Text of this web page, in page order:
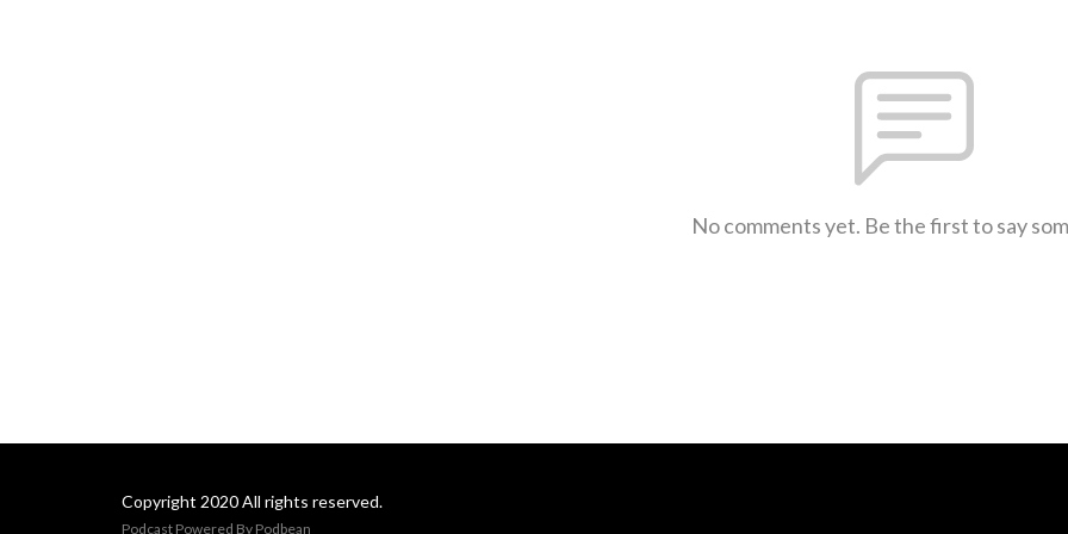
No comments yet. Be the first to say
Copyright 2020 All rights reserved.
Podcast Powered By Podbean